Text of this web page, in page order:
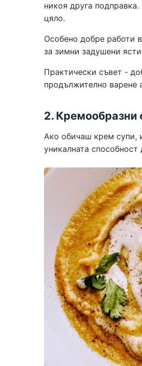
никоя друга
цяло.
Особено добре работи
за зимни задушени
Практически съвет -
продължително варене
2. Кремообразни
Ако обичаш крем супи,
уникалната